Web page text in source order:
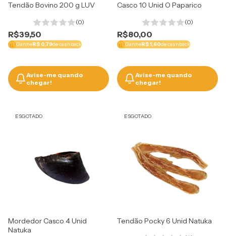
Tendão Bovino 200 g LUV
(0)
R$39,50
GanheR$ 0,79de cashback
Avise-me quando
chegar!
Casco 10 Unid O Paparico
(0)
R$80,00
GanheR$ 1,60de cashback
Avise-me quando
chegar!
ESGOTADO
Mordedor Casco 4 Unid
Natuka
ESGOTADO
Tendão Pocky 6 Unid Natuka